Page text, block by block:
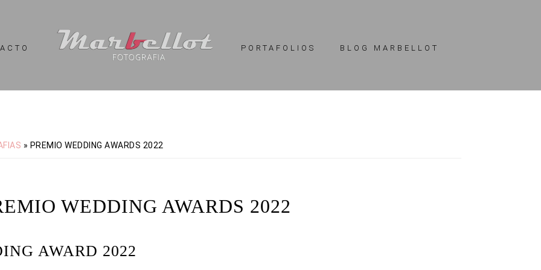
PORTAFOLIOS BLOG MARBELLOT
» PREMIO WEDDING AWARDS 2022
WEDDING AWARDS 2022
AWARD 2022